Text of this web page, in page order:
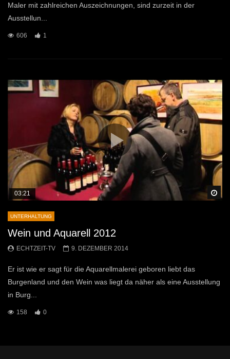
Maler mit zahlreichen Auszeichnungen, sind zurzeit in der
Ausstellun...
606 1
03:21
UNTERHALTUNG
Wein und Aquarell 2012
ECHTZEIT-TV 9. DEZEMBER 2014
Er ist wie er sagt für die Aquarellmalerei geboren liebt das
Burgenland und den Wein was liegt da näher als eine Ausstellung
in Burg...
158 0